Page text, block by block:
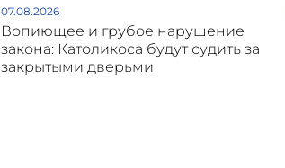
07.08.2026
Вопиющее и грубое нарушение
закона: Католикоса будут судить за
закрытыми дверьми